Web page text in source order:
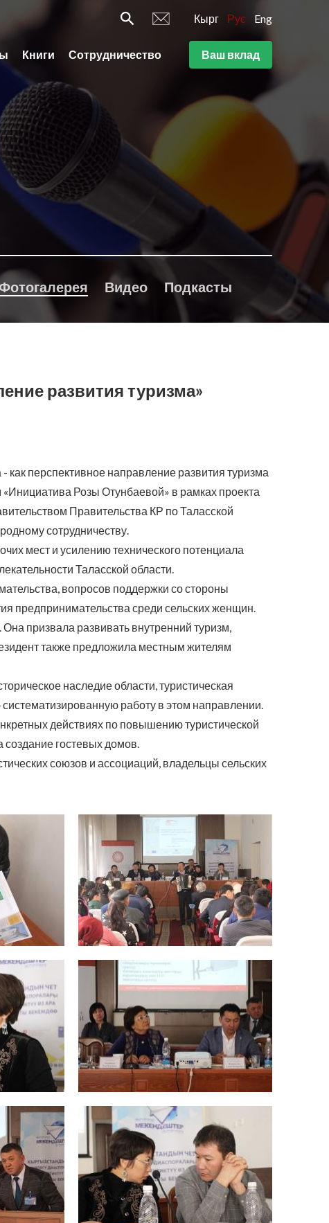
Кырг Рус Eng
Книги Сотрудничество Ваш вклад
Видео Подкасты
развития туризма»
как перспективное направление развития туризма
Розы Отунбаевой» в рамках проекта
Правительства КР по Таласской
сотрудничеству.
мест и усилению технического потенциала
Таласской области.
вопросов поддержки со стороны
предпринимательства среди сельских женщин.
призвала развивать внутренний туризм,
также предложила местным жителям
наследие области, туристическая
работу в этом направлении.
действиях по повышению туристической
создание гостевых домов.
союзов и ассоциаций, владельцы сельских